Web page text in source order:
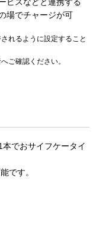
場でチャージが可
れるように設定すること
ご確認ください。
でおサイフケータイ
です。